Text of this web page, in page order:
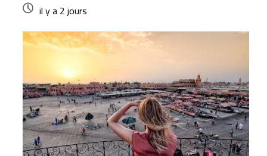
il y a 2 jours